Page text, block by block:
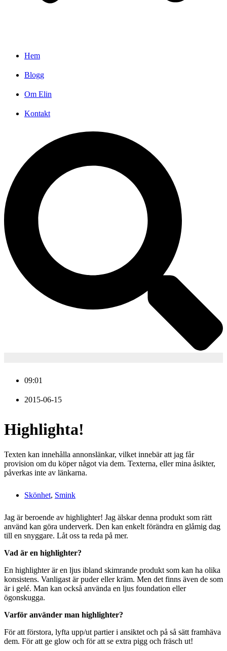
Hem
Blogg
Om Elin
Kontakt
09:01
2015-06-15
Highlighta!
Texten kan innehålla annonslänkar, vilket innebär att jag får
provision om du köper något via dem. Texterna, eller mina åsikter,
påverkas inte av länkarna.
Skönhet, Smink
Jag är beroende av highlighter! Jag älskar denna produkt som rätt
använd kan göra underverk. Den kan enkelt förändra en glåmig dag
till en snyggare. Låt oss ta reda på mer.
Vad är en highlighter?
En highlighter är en ljus ibland skimrande produkt som kan ha olika
konsistens. Vanligast är puder eller kräm. Men det finns även de som
är i gelé. Man kan också använda en ljus foundation eller
ögonskugga.
Varför använder man highlighter?
För att förstora, lyfta upp/ut partier i ansiktet och på så sätt framhäva
dem. För att ge glow och för att se extra pigg och fräsch ut!